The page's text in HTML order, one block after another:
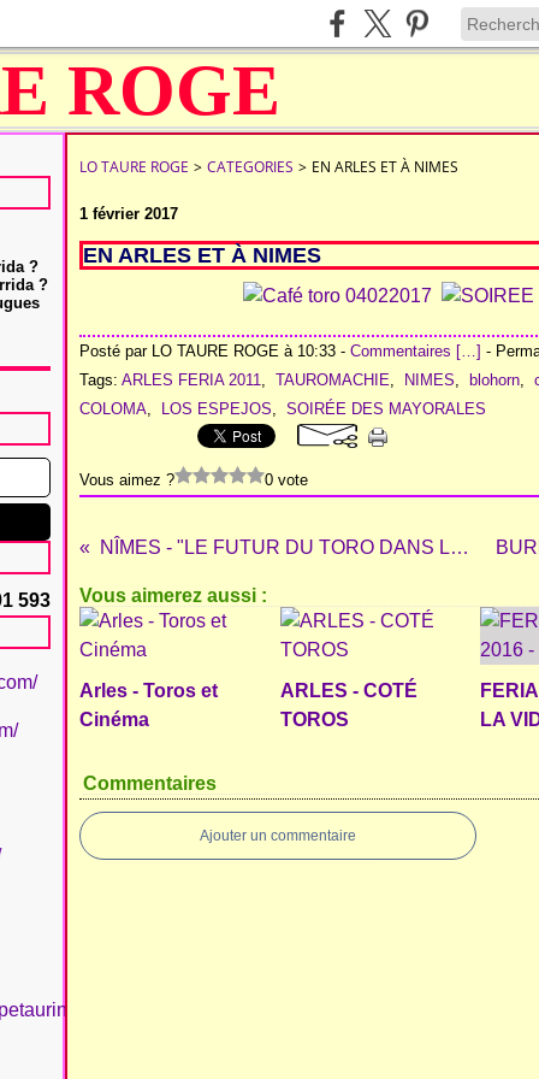
?
?
593
LO TAURE ROGE > CATEGORIES > EN ARLES ET À NIMES
1 février 2017
EN ARLES ET À NIMES
Posté par LO TAURE ROGE à 10:33 - Commentaires […] -
Tags: ARLES FERIA 2011, TAUROMACHIE, NIMES, blohorn,
COLOMA, LOS ESPEJOS, SOIRÉE DES MAYORALES
Vous aimez ? 0 vote
NÎMES - "LE FUTUR DU TORO DANS LES 30 PROCHAINES ANNEES..."
Vous aimerez aussi :
Arles - Toros et
Cinéma
ARLES - COTÉ
TOROS
LA
Commentaires
Ajouter un commentaire